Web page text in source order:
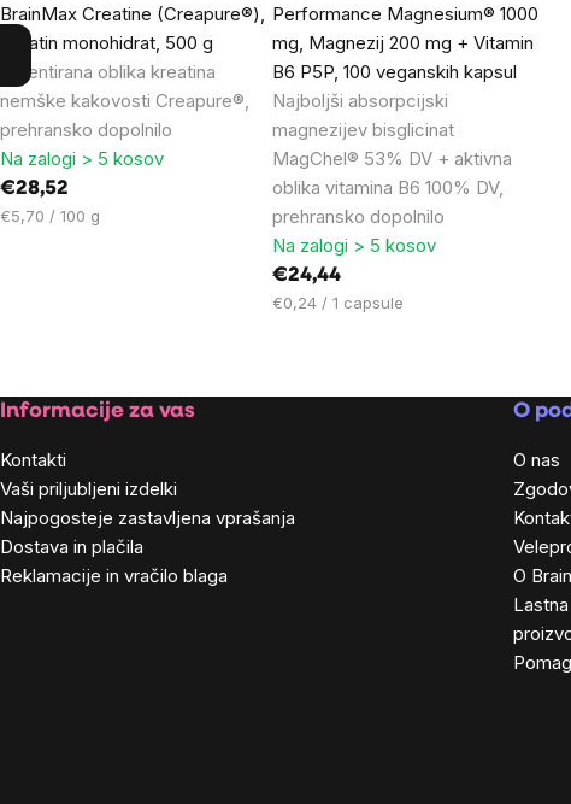
BrainMax Creatine (Creapure®),
Kreatin monohidrat, 500 g
Patentirana oblika kreatina
nemške kakovosti Creapure®,
prehransko dopolnilo
Na zalogi > 5 kosov
€28,52
Cena
€5,70 / 100 g
Performance Magnesium® 1000
mg, Magnezij 200 mg + Vitamin
B6 P5P, 100 veganskih kapsul
Najboljši absorpcijski
magnezijev bisglicinat
MagChel® 53% DV + aktivna
oblika vitamina B6 100% DV,
prehransko dopolnilo
Na zalogi > 5 kosov
€24,44
Cena
€0,24 / 1 capsule
Footer
Informacije za vas
Kontakti
Vaši priljubljeni izdelki
Najpogosteje zastavljena vprašanja
Dostava in plačila
Reklamacije in vračilo blaga
O
O nas
O